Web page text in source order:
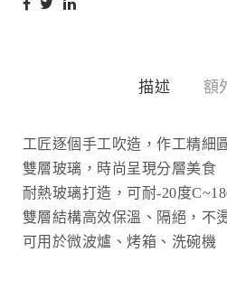
描述 額
工匠逐個手工吹造，作工精細
雙層玻璃，時尚呈現分層美食
耐熱玻璃打造，可耐-20度
雙層結構高效保溫、隔絕，不
可用於微波爐、烤箱、洗碗機